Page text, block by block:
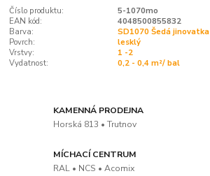
Číslo produktu:
5-1070mo
EAN kód:
4048500855832
Barva:
SD1070 Šedá jinovatka
Povrch:
lesklý
Vrstvy:
1 -2
Vydatnost:
0,2 - 0,4 m²/ bal
KAMENNÁ PRODEJNA
Horská 813 • Trutnov
MÍCHACÍ CENTRUM
RAL • NCS • Acomix